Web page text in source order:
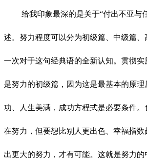
给我印象最深的是关于“付出不亚与
述。努力程度可以分为初级篇、中级篇
一次对于这句经典语的全新认知。贯彻实
是努力的初级篇，因为这是最基本的原
功、人生美满，成功方程式是必要条件。
在努力，但要想比别人更出色、幸福指
出更大的努力，才有可能。这就是努力